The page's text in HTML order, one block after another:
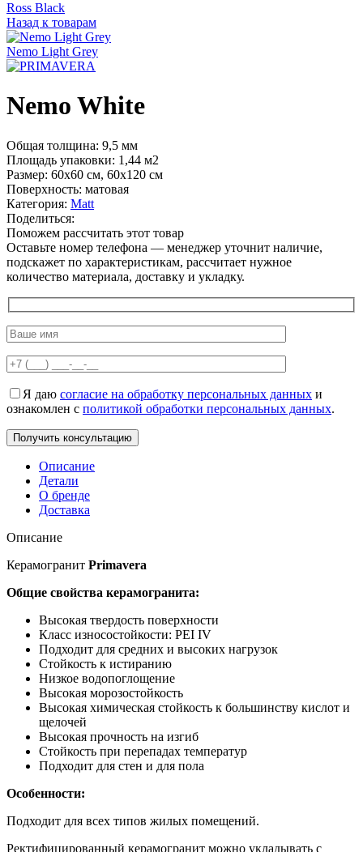
Ross Black
Назад к товарам
Nemo Light Grey
Nemo White
Общая толщина: 9,5 мм
Площадь упаковки: 1,44 м2
Размер: 60х60 см, 60х120 см
Поверхность: матовая
Категория: Мatt
Поделиться:
Поможем рассчитать этот товар
Оставьте номер телефона — менеджер уточнит наличие,
подскажет по характеристикам, рассчитает нужное
количество материала, доставку и укладку.
Я даю согласие на обработку персональных данных и
ознакомлен с политикой обработки персональных данных.
Описание
Детали
О бренде
Доставка
Описание
Керамогранит Primavera
Общие свойства керамогранита:
Высокая твердость поверхности
Класс износостойкости: PEI IV
Подходит для средних и высоких нагрузок
Стойкость к истиранию
Низкое водопоглощение
Высокая морозостойкость
Высокая химическая стойкость к большинству кислот и
щелочей
Высокая прочность на изгиб
Стойкость при перепадах температур
Подходит для стен и для пола
Особенности:
Подходит для всех типов жилых помещений.
Ректифицированный керамогранит можно укладывать с